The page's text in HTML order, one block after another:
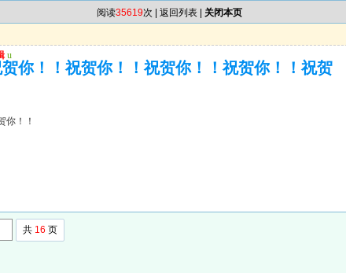
阅读35619次 | 返回列表 关闭本页
u
你！！祝贺你！！祝贺你！！祝贺你！！祝贺
你！！
共 16 页